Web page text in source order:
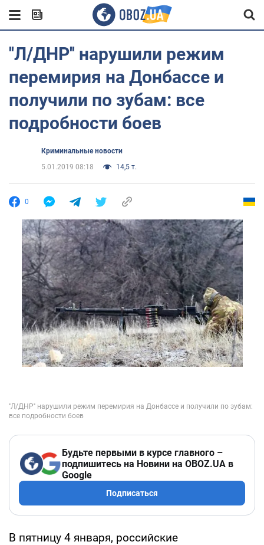
''Л/ДНР'' нарушили режим
перемирия на Донбассе и
получили по зубам: все
подробности боев
Криминальные новости
5.01.2019 08:18
14,5 т.
0
Будьте первыми в курсе главного –
подпишитесь на Новини на OBOZ.UA в
Google
Подписаться
В пятницу 4 января, российские